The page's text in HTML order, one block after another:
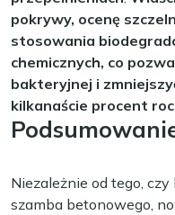
pokrywy, ocenę
stosowania
chemicznych, co
bakteryjnej i
kilkanaście procent
Niezależnie od tego,
szamba betonowego,